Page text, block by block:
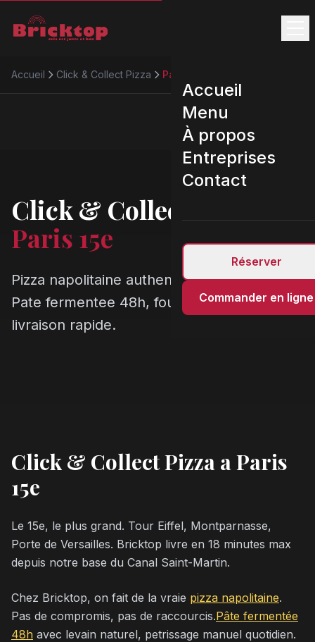
Accueil
Menu
À propos
Entreprises
Contact
Réserver
Commander en ligne
Accueil Click & Collect Pizza Paris 15e
Click & Collect Pizza
Paris 15e
Pizza napolitaine authentique a Paris 15e.
Pate fermentee 48h, four 450 degres,
livraison rapide.
Click & Collect Pizza a Paris
15e
Le 15e, le plus grand. Tour Eiffel, Montparnasse,
Porte de Versailles. Bricktop livre en 18 minutes max
depuis notre base du Canal Saint-Martin.
Chez Bricktop, on fait de la vraie pizza napolitaine.
Pas de compromis, pas de raccourcis.Pâte fermentée
48h avec levain naturel, petrissage manuel quotidien.